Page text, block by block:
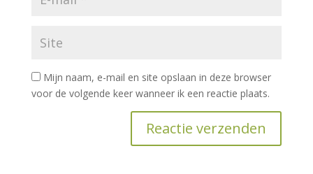
Mijn naam, e-mail en site opslaan in deze browser
voor de volgende keer wanneer ik een reactie plaats.